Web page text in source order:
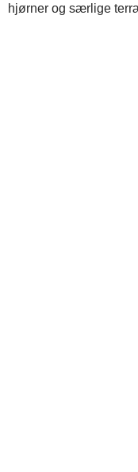
hjørner og særlige